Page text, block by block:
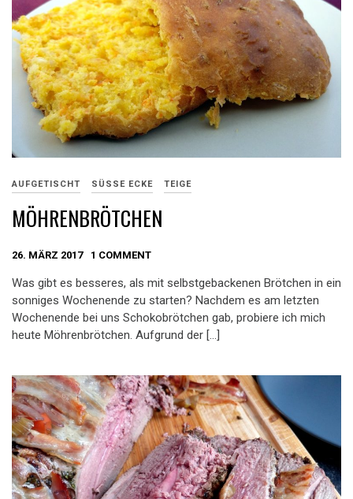
AUFGETISCHT SÜSSE ECKE TEIGE
MÖHRENBRÖTCHEN
26. MÄRZ 2017 1 COMMENT
Was gibt es besseres, als mit selbstgebackenen Brötchen in ein
sonniges Wochenende zu starten? Nachdem es am letzten
Wochenende bei uns Schokobrötchen gab, probiere ich mich
heute Möhrenbrötchen. Aufgrund der […]